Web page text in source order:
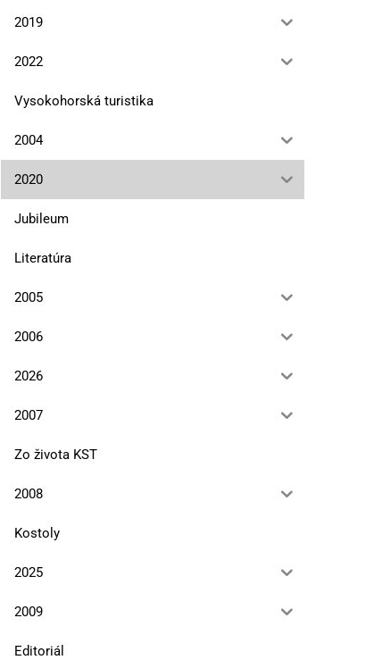
13. januára 2026
2019
2022
Vysokohorská turistika
2004
2020
Jubileum
Literatúra
2005
2006
2026
2007
Zo života KST
2008
Kostoly
2025
2009
Editoriál